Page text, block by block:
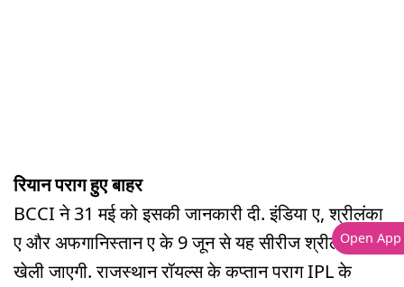
रियान पराग हुए बाहर
BCCI ने 31 मई को इसकी जानकारी दी. इंडिया ए, श्रीलंका
ए और अफगानिस्तान ए के 9 जून से यह सीरीज श्रीलंका में
खेली जाएगी. राजस्थान रॉयल्स के कप्तान पराग IPL के
Open App